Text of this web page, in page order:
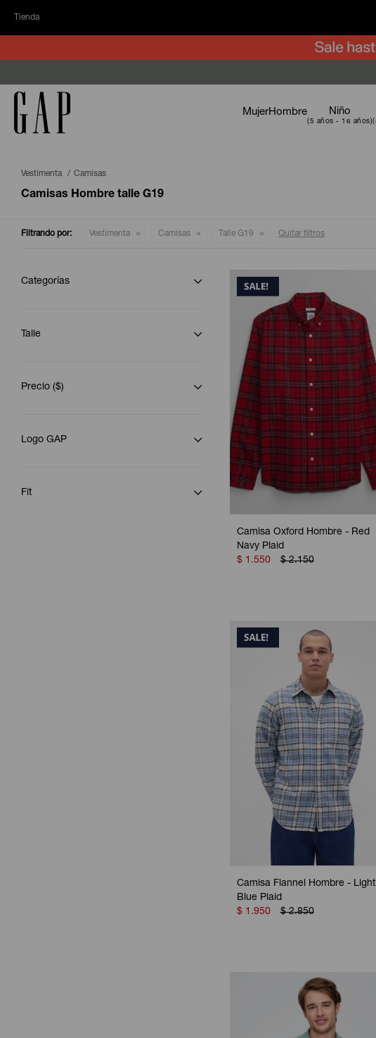
Tienda
MujerHombre Niño
Vestimenta Camisas
Camisas Hombre talle G19
Filtrando por: Vestimenta Camisas Talle G19 Quitar filtros
Camisa Oxford Hombre - Red
Navy Plaid
$ 1.550 $ 2.150
Camisa Flannel Hombre - Light
Blue Plaid
$ 1.950 $ 2.850
Categorías
Talle
Precio ($)
Logo GAP
Fit